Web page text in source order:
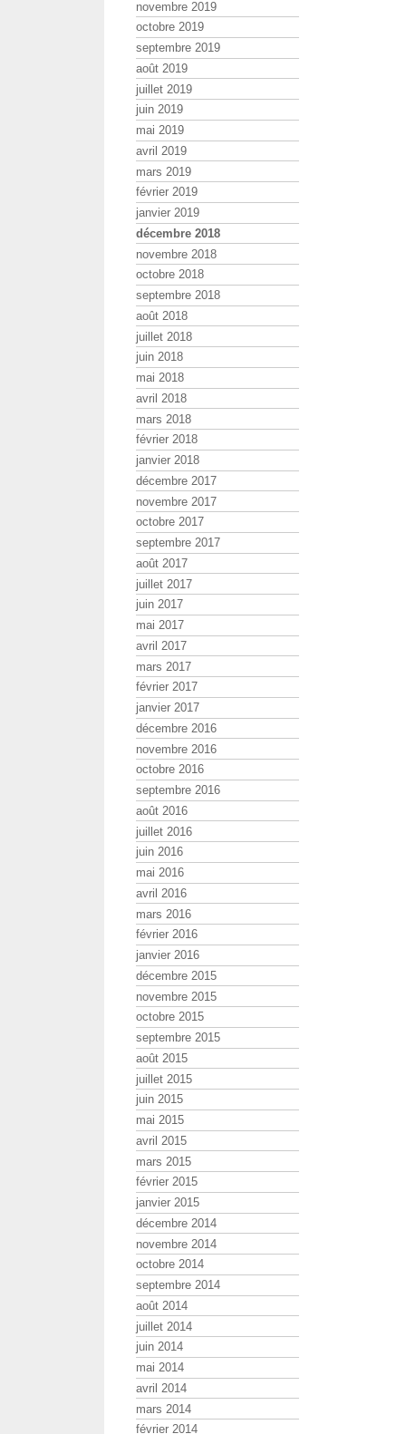
novembre 2019
octobre 2019
septembre 2019
août 2019
juillet 2019
juin 2019
mai 2019
avril 2019
mars 2019
février 2019
janvier 2019
décembre 2018
novembre 2018
octobre 2018
septembre 2018
août 2018
juillet 2018
juin 2018
mai 2018
avril 2018
mars 2018
février 2018
janvier 2018
décembre 2017
novembre 2017
octobre 2017
septembre 2017
août 2017
juillet 2017
juin 2017
mai 2017
avril 2017
mars 2017
février 2017
janvier 2017
décembre 2016
novembre 2016
octobre 2016
septembre 2016
août 2016
juillet 2016
juin 2016
mai 2016
avril 2016
mars 2016
février 2016
janvier 2016
décembre 2015
novembre 2015
octobre 2015
septembre 2015
août 2015
juillet 2015
juin 2015
mai 2015
avril 2015
mars 2015
février 2015
janvier 2015
décembre 2014
novembre 2014
octobre 2014
septembre 2014
août 2014
juillet 2014
juin 2014
mai 2014
avril 2014
mars 2014
février 2014